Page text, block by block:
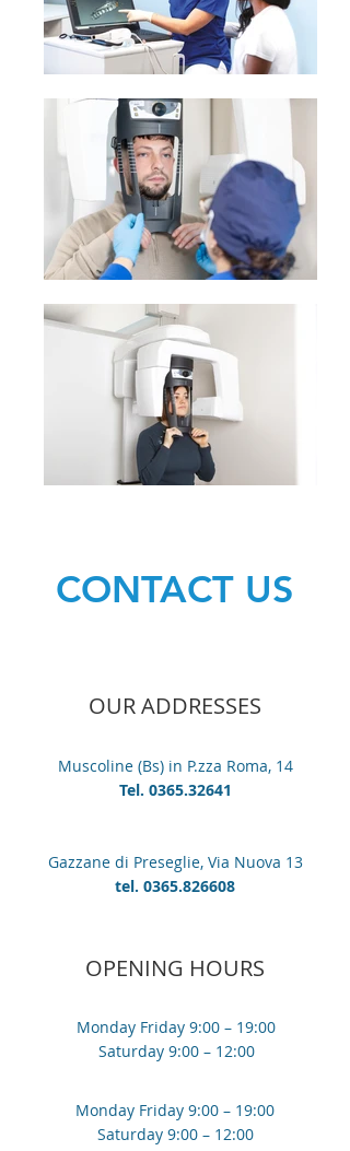
CONTACT US
OUR ADDRESSES
Muscoline (Bs) in P.zza Roma, 14
Tel. 0365.32641
Gazzane di Preseglie, Via Nuova 13
tel. 0365.826608
OPENING HOURS
Monday Friday 9:00 – 19:00
Saturday 9:00 – 12:00
Monday Friday 9:00 – 19:00
Saturday 9:00 – 12:00